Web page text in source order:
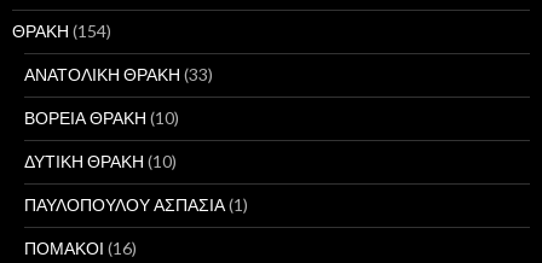
ΘΡΑΚΗ (154)
ΑΝΑΤΟΛΙΚΗ ΘΡΑΚΗ (33)
ΒΟΡΕΙΑ ΘΡΑΚΗ (10)
ΔΥΤΙΚΗ ΘΡΑΚΗ (10)
ΠΑΥΛΟΠΟΥΛΟΥ ΑΣΠΑΣΙΑ(1)
ΠΟΜΑΚΟΙ (16)